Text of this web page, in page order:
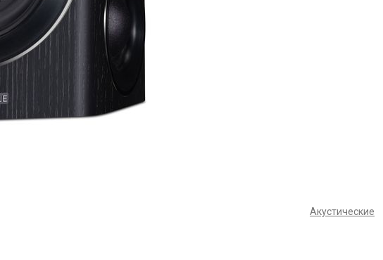
Акустические